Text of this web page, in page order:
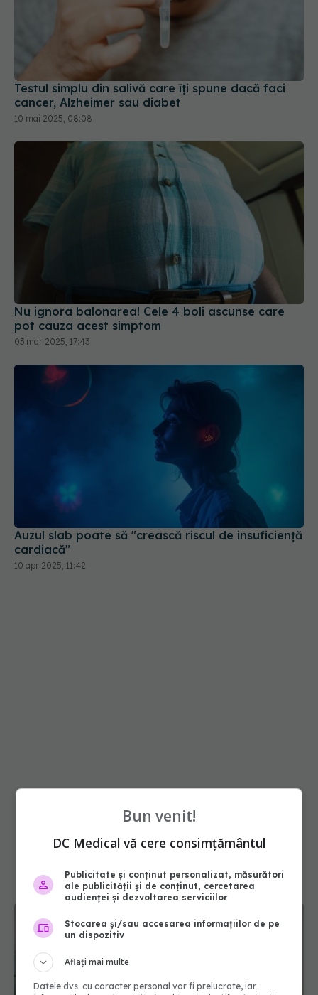
Testul simplu din salivă care îți spune dacă faci
cancer, Alzheimer sau diabet
10 mai 2025, 08:08
Nu ignora balonarea! Cele 4 boli ascunse care
pot cauza acest simptom
03 mar 2025, 17:43
Auzul slab poate să "crească riscul de insuficienţă
cardiacă"
10 apr 2025, 11:42
Bun venit!
DC Medical vă cere consimțământul
Publicitate și conținut personalizat, măsurători
ale publicității și de conținut, cercetarea
audienței și dezvoltarea serviciilor
Stocarea și/sau accesarea informațiilor de pe
un dispozitiv
Aflați mai multe
Datele dvs. cu caracter personal vor fi prelucrate, iar